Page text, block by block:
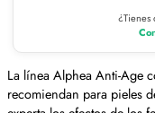
¿Tienes
La línea Alphea Anti-Age
recomiendan para pieles